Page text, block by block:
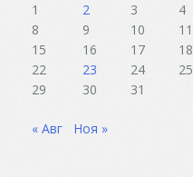
1
2 3 4
8
9 10 11
15
16 17 18
22
23 24 25
29
30 31
« Авг Ноя »